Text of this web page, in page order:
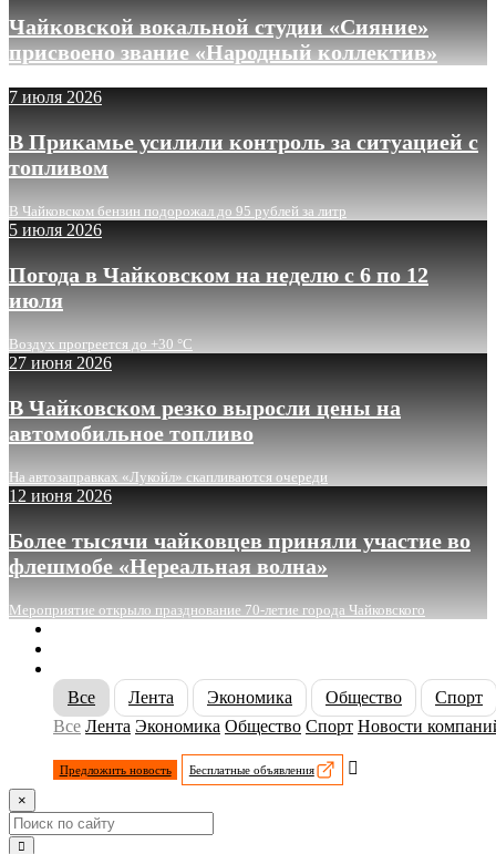
Чайковской вокальной студии «Сияние»
присвоено звание «Народный коллектив»
7 июля 2026
В Прикамье усилили контроль за ситуацией с
топливом
В Чайковском бензин подорожал до 95 рублей за литр
5 июля 2026
Погода в Чайковском на неделю с 6 по 12
июля
Воздух прогреется до +30 °C
27 июня 2026
В Чайковском резко выросли цены на
автомобильное топливо
На автозаправках «Лукойл» скапливаются очереди
12 июня 2026
Более тысячи чайковцев приняли участие во
флешмобе «Нереальная волна»
Мероприятие открыло празднование 70-летие города Чайковского
Все
Лента Экономика Общество
Спорт
Все Лента Экономика Общество Спорт Новости
Предложить новость Бесплатные объявления
×